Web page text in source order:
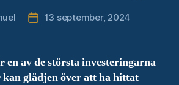
Inläggsdatum
13 september, 2024
en av de största investeringarna
glädjen över att ha hittat